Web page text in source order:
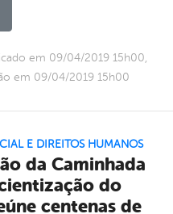
em 09/04/2019 15h00,
em 09/04/2019 15h00
E DIREITOS HUMANOS
da Caminhada
do
centenas de